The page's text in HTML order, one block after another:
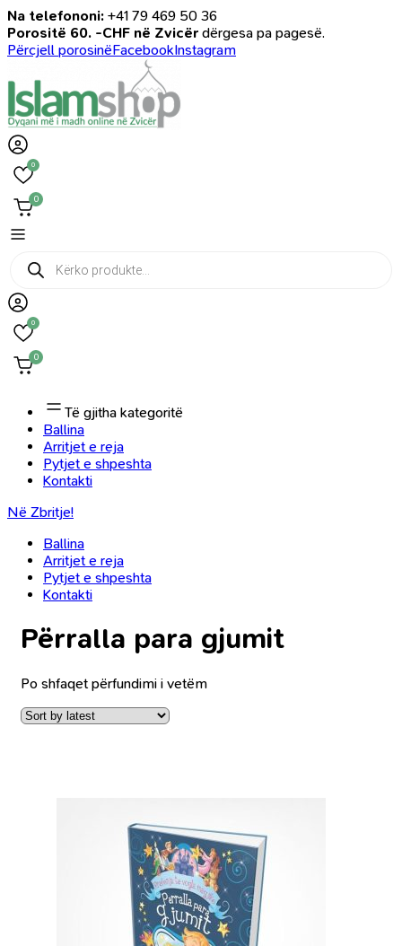
Na telefononi: +41 79 469 50 36
Porositë 60. -CHF në Zvicër dërgesa pa pagesë.
Përcjell porosinëFacebookInstagram
0
0
Products
search
0
0
Të gjitha kategoritë
Ballina
Arritjet e reja
Pytjet e shpeshta
Kontakti
Në Zbritje!
Ballina
Arritjet e reja
Pytjet e shpeshta
Kontakti
Përralla para gjumit
Po shfaqet përfundimi i vetëm